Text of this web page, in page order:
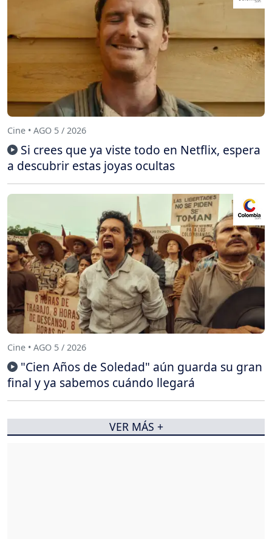
Cine • AGO 5 / 2026
Si crees que ya viste todo en Netflix, espera
a descubrir estas joyas ocultas
Cine • AGO 5 / 2026
"Cien Años de Soledad" aún guarda su gran
final y ya sabemos cuándo llegará
VER MÁS +